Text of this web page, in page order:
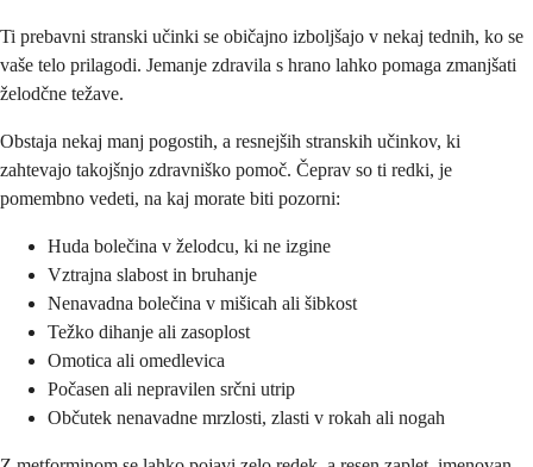
Ti prebavni stranski učinki se običajno izboljšajo v nekaj tednih, ko se
vaše telo prilagodi. Jemanje zdravila s hrano lahko pomaga zmanjšati
želodčne težave.
Obstaja nekaj manj pogostih, a resnejših stranskih učinkov, ki
zahtevajo takojšnjo zdravniško pomoč. Čeprav so ti redki, je
pomembno vedeti, na kaj morate biti pozorni:
Huda bolečina v želodcu, ki ne izgine
Vztrajna slabost in bruhanje
Nenavadna bolečina v mišicah ali šibkost
Težko dihanje ali zasoplost
Omotica ali omedlevica
Počasen ali nepravilen srčni utrip
Občutek nenavadne mrzlosti, zlasti v rokah ali nogah